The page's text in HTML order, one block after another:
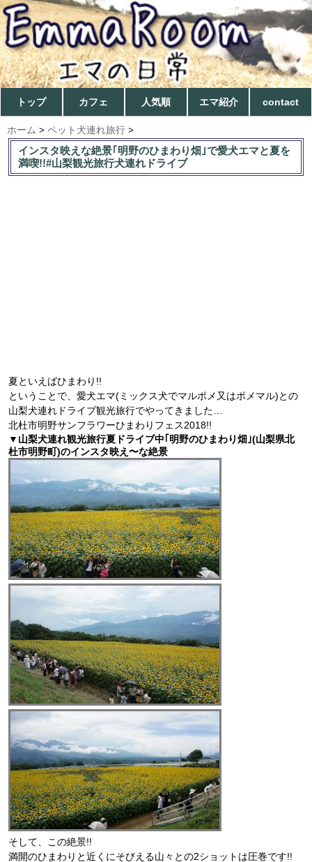
トップ カフェ 人気順 エマ紹介 contact
ホーム > ペット犬連れ旅行 >
インスタ映えな絶景｢明野のひまわり畑｣で愛犬エマと夏を
満喫!!#山梨観光旅行犬連れドライブ
夏といえばひまわり!!
ということで、愛犬エマ(ミックス犬でマルポメ又はポメマル)との
山梨犬連れドライブ観光旅行でやってきました…
北杜市明野サンフラワーひまわりフェス2018!!
▼山梨犬連れ観光旅行夏ドライブ中｢明野のひまわり畑｣(山梨県北
杜市明野町)のインスタ映え〜な絶景
そして、この絶景!!
満開のひまわりと近くにそびえる山々との2ショットは圧巻です!!